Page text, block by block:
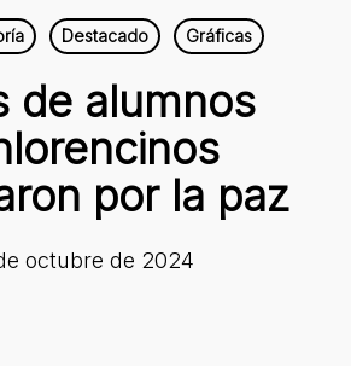
Destacado Gráficas
de alumnos
por la paz
octubre de 2024